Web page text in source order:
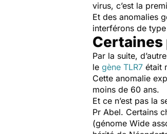
virus, c’est la
Et des anomalies
interférons de
Certaines
Par la suite,
le gène TLR7 était
Cette anomalie
moins de 60 ans.
Et ce n’est pas la
Pr Abel. Certains
(génome Wide